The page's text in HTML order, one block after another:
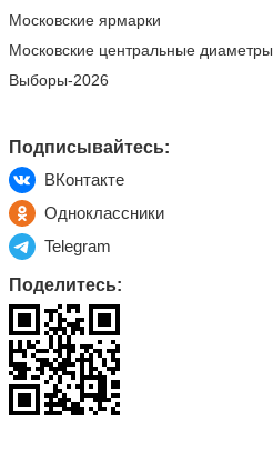
Московские ярмарки
Московские центральные диаметры
Выборы-2026
Подписывайтесь:
ВКонтакте
Одноклассники
Telegram
Поделитесь: